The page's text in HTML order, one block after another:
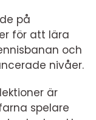
på
för att lära
och
nivåer.
är
spelare